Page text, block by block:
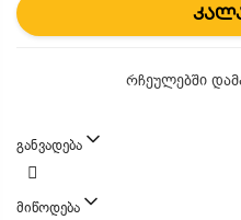
რჩეულებში
განვადება
მიწოდება